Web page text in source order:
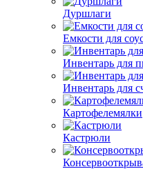
Дуршлаги
Емкости для
Инвентарь для
Инвентарь для
Картофелемялки
Кастрюли